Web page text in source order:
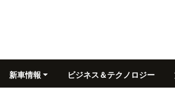
新車情報 ビジネス＆テクノロジー